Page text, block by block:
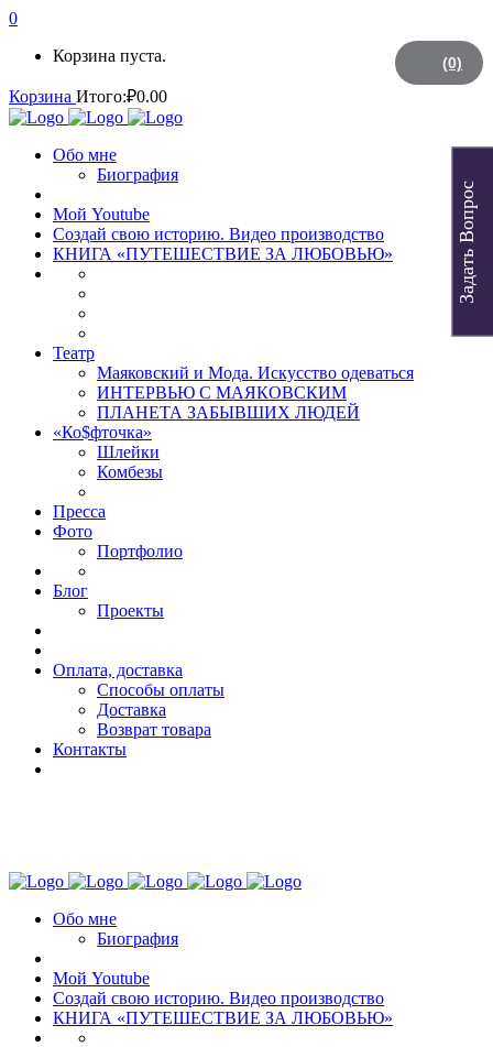
(0)
0
Корзина пуста.
Корзина Итого:₽0.00
Обо мне
Биография
Мой Youtube
Создай свою историю. Видео производство
КНИГА «ПУТЕШЕСТВИЕ ЗА ЛЮБОВЬЮ»
Театр
Маяковский и Мода. Искусство одеваться
ИНТЕРВЬЮ С МАЯКОВСКИМ
ПЛАНЕТА ЗАБЫВШИХ ЛЮДЕЙ
«Ко$фточка»
Шлейки
Комбезы
Пресса
Фото
Портфолио
Блог
Проекты
Оплата, доставка
Способы оплаты
Доставка
Возврат товара
Контакты
Обо мне
Биография
Мой Youtube
Создай свою историю. Видео производство
КНИГА «ПУТЕШЕСТВИЕ ЗА ЛЮБОВЬЮ»
Задать Вопрос